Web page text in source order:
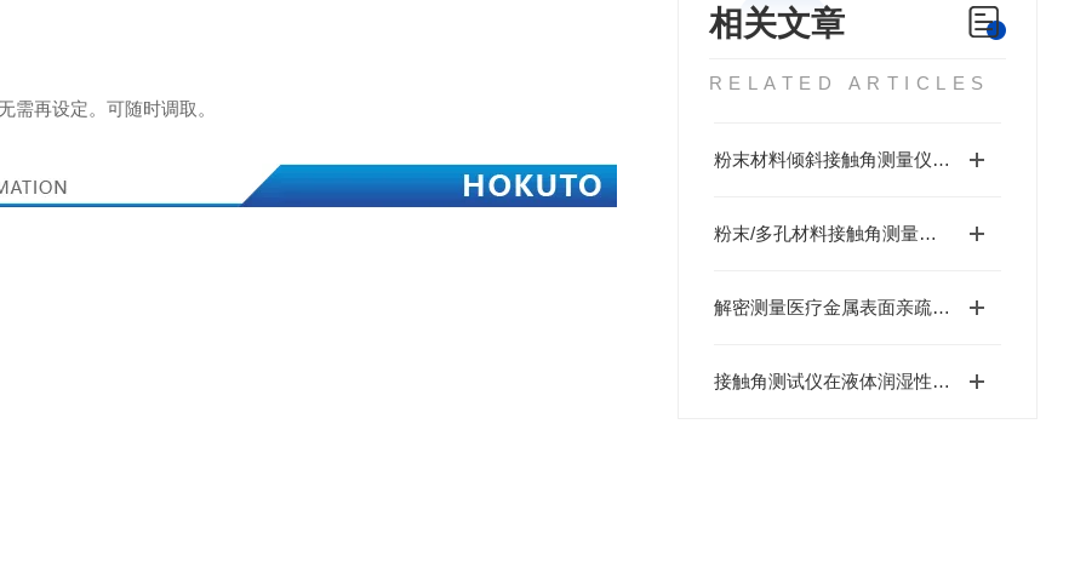
相关文章
RELATED ARTICLES
粉末材料倾斜接触角测量仪的测试方法
粉末/多孔材料接触角测量难？广东北斗实测告诉你，这都不是事！
解密测量医疗金属表面亲疏水性的重要因素
接触角测试仪在液体润湿性测量中的精准度分析
需再设定。可随时调取。